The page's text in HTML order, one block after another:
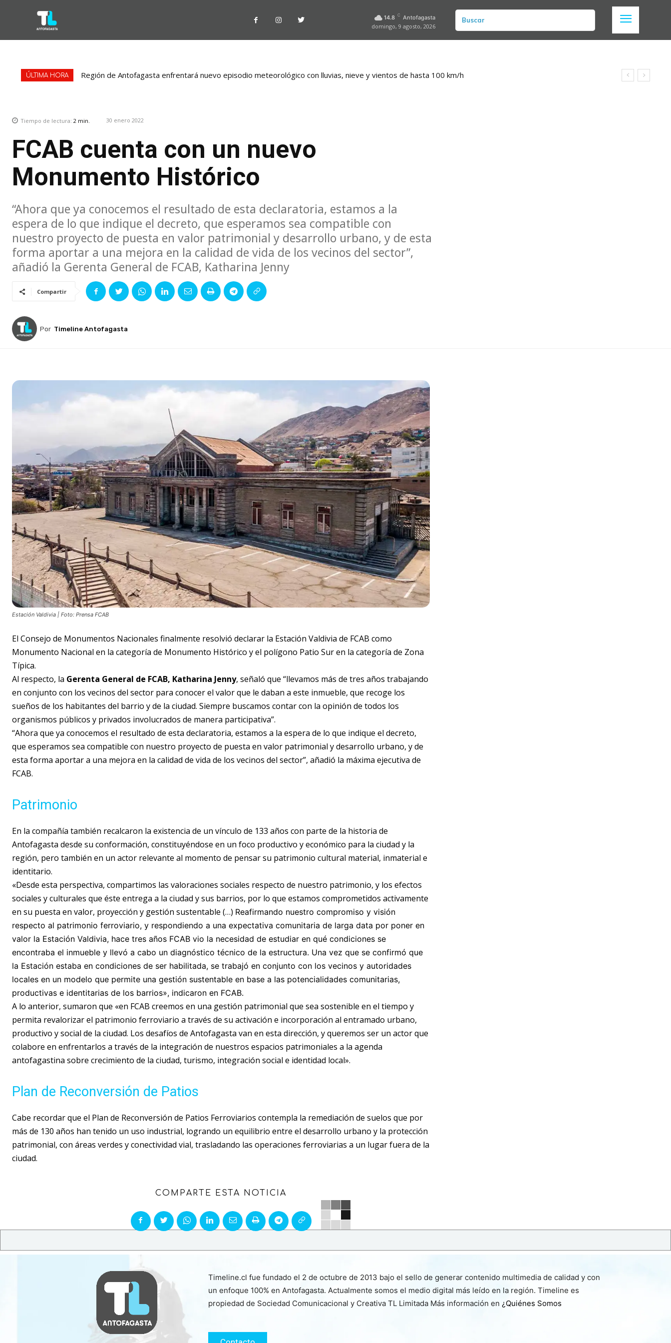
14.8 C Antofagasta
domingo, 9 agosto, 2026
Buscar
ÚLTIMA HORA Región de Antofagasta enfrentará nuevo episodio meteorológico con lluvias, nieve y vientos de hasta 100 km/h
Tiempo de lectura: 2 min. 30 enero 2022
FCAB cuenta con un nuevo
Monumento Histórico
“Ahora que ya conocemos el resultado de esta declaratoria, estamos a la
espera de lo que indique el decreto, que esperamos sea compatible con
nuestro proyecto de puesta en valor patrimonial y desarrollo urbano, y de esta
forma aportar a una mejora en la calidad de vida de los vecinos del sector”,
añadió la Gerenta General de FCAB, Katharina Jenny
Compartir
Por Timeline Antofagasta
Estación Valdivia | Foto: Prensa FCAB
El Consejo de Monumentos Nacionales finalmente resolvió declarar la Estación Valdivia de FCAB como
Monumento Nacional en la categoría de Monumento Histórico y el polígono Patio Sur en la categoría de Zona
Típica.
Al respecto, la Gerenta General de FCAB, Katharina Jenny, señaló que “llevamos más de tres años trabajando
en conjunto con los vecinos del sector para conocer el valor que le daban a este inmueble, que recoge los
sueños de los habitantes del barrio y de la ciudad. Siempre buscamos contar con la opinión de todos los
organismos públicos y privados involucrados de manera participativa”.
“Ahora que ya conocemos el resultado de esta declaratoria, estamos a la espera de lo que indique el decreto,
que esperamos sea compatible con nuestro proyecto de puesta en valor patrimonial y desarrollo urbano, y de
esta forma aportar a una mejora en la calidad de vida de los vecinos del sector”, añadió la máxima ejecutiva de
FCAB.
Patrimonio
En la compañía también recalcaron la existencia de un vínculo de 133 años con parte de la historia de
Antofagasta desde su conformación, constituyéndose en un foco productivo y económico para la ciudad y la
región, pero también en un actor relevante al momento de pensar su patrimonio cultural material, inmaterial e
identitario.
«Desde esta perspectiva, compartimos las valoraciones sociales respecto de nuestro patrimonio, y los efectos
sociales y culturales que éste entrega a la ciudad y sus barrios, por lo que estamos comprometidos activamente
en su puesta en valor, proyección y gestión sustentable (…) Reafirmando nuestro compromiso y visión
respecto al patrimonio ferroviario, y respondiendo a una expectativa comunitaria de larga data por poner en
valor la Estación Valdivia, hace tres años FCAB vio la necesidad de estudiar en qué condiciones se
encontraba el inmueble y llevó a cabo un diagnóstico técnico de la estructura. Una vez que se confirmó que
la Estación estaba en condiciones de ser habilitada, se trabajó en conjunto con los vecinos y autoridades
locales en un modelo que permite una gestión sustentable en base a las potencialidades comunitarias,
productivas e identitarias de los barrios», indicaron en FCAB.
A lo anterior, sumaron que «en FCAB creemos en una gestión patrimonial que sea sostenible en el tiempo y
permita revalorizar el patrimonio ferroviario a través de su activación e incorporación al entramado urbano,
productivo y social de la ciudad. Los desafíos de Antofagasta van en esta dirección, y queremos ser un actor que
colabore en enfrentarlos a través de la integración de nuestros espacios patrimoniales a la agenda
antofagastina sobre crecimiento de la ciudad, turismo, integración social e identidad local».
Plan de Reconversión de Patios
Cabe recordar que el Plan de Reconversión de Patios Ferroviarios contempla la remediación de suelos que por
más de 130 años han tenido un uso industrial, logrando un equilibrio entre el desarrollo urbano y la protección
patrimonial, con áreas verdes y conectividad vial, trasladando las operaciones ferroviarias a un lugar fuera de la
ciudad.
COMPARTE ESTA NOTICIA
Timeline.cl fue fundado el 2 de octubre de 2013 bajo el sello de generar contenido multimedia de calidad y con
un enfoque 100% en Antofagasta. Actualmente somos el medio digital más leído en la región. Timeline es
propiedad de Sociedad Comunicacional y Creativa TL Limitada Más información en ¿Quiénes Somos